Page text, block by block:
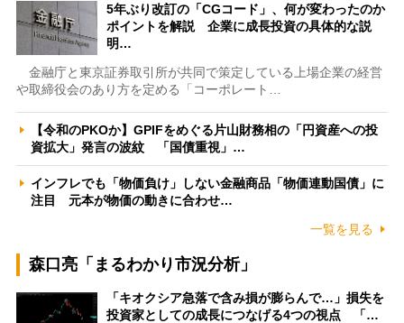
5年ぶり改訂の「CGコード」、何が変わったのか
ポイントを解説 企業に成長投資の具体的な説
明…
金融庁と東京証券取引所が共同で策定している上場企業の経営
や取締役会のあり方を定める「コーポレート…
【令和のPKOか】GPIFをめぐる片山財務相の「円資産への投
資拡大」発言の波紋 「国債重視」…
インフレでも「物価負け」しない金融商品「物価連動国債」に
注目 元本が物価の動きに合わせ…
一覧を見る
森口亮「まるわかり市況分析」
「キオクシア急落で含み損が膨らんで…」損失を
投資家としての成長につなげる4つの視点 「…